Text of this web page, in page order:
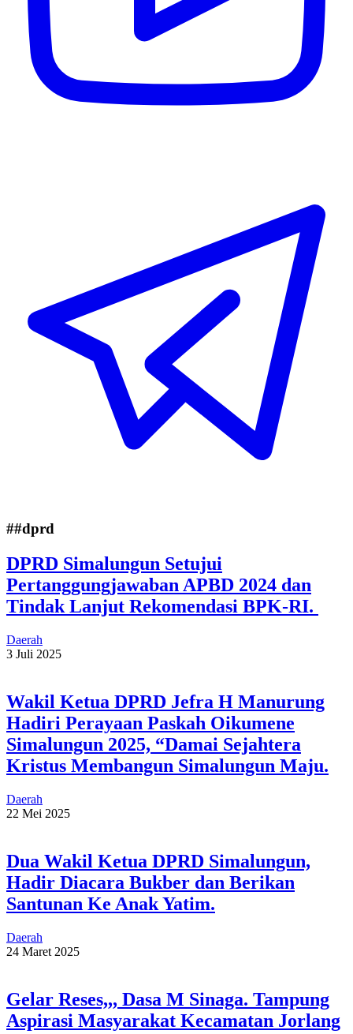
##dprd
DPRD Simalungun Setujui
Pertanggungjawaban APBD 2024 dan
Tindak Lanjut Rekomendasi BPK-RI.
Daerah
3 Juli 2025
Wakil Ketua DPRD Jefra H Manurung
Hadiri Perayaan Paskah Oikumene
Simalungun 2025, “Damai Sejahtera
Kristus Membangun Simalungun Maju.
Daerah
22 Mei 2025
Dua Wakil Ketua DPRD Simalungun,
Hadir Diacara Bukber dan Berikan
Santunan Ke Anak Yatim.
Daerah
24 Maret 2025
Gelar Reses,,, Dasa M Sinaga. Tampung
Aspirasi Masyarakat Kecamatan Jorlang